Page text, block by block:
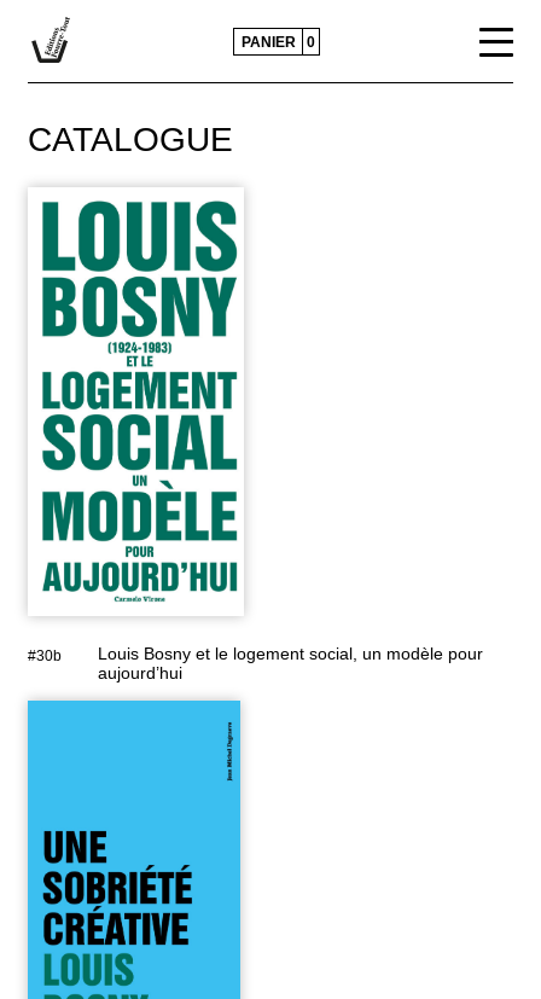
CATALOGUE
ACTUALITÉS
CONTACTS ET DIFFUSION
POLITIQUE ÉDITORIALE
PANIER 0
CATALOGUE
#30b
Louis Bosny et le logement social, un modèle pour
aujourd’hui